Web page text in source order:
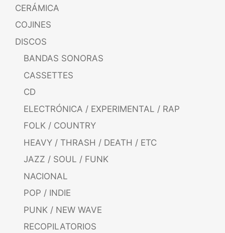
CERÁMICA
COJINES
DISCOS
BANDAS SONORAS
CASSETTES
CD
ELECTRÓNICA / EXPERIMENTAL / RAP
FOLK / COUNTRY
HEAVY / THRASH / DEATH / ETC
JAZZ / SOUL / FUNK
NACIONAL
POP / INDIE
PUNK / NEW WAVE
RECOPILATORIOS